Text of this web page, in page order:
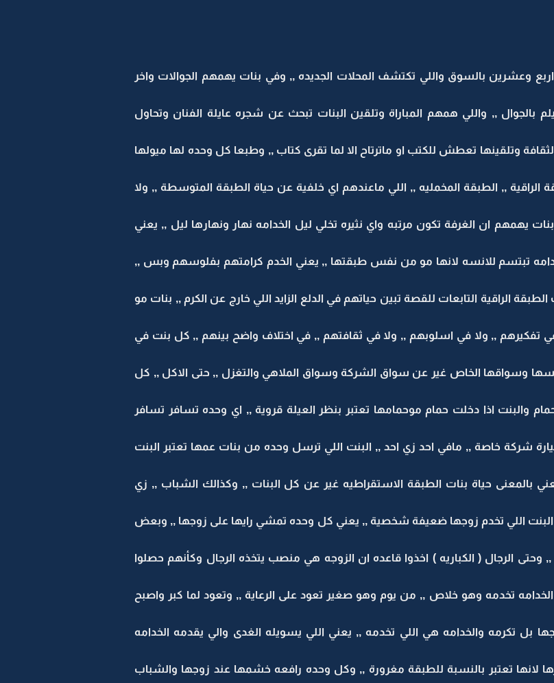
وعشرين بالسوق واللي تكتشف المحلات الجديده ,, وفي بنات يهمهم الجوالات واخر
بالجوال ,, واللي همهم المباراة وتلقين البنات تبحث عن شجره عايلة الفنان وتحاول
وتلقينها تعطش للكتب او ماترتاح الا لما تقرى كتاب ,, وطبعا كل وحده لها ميولها
الراقية ,, الطبقة المخمليه ,, اللي ماعندهم اي خلفية عن حياة الطبقة المتوسطة ,, ولا
يهمهم ان الغرفة تكون مرتبه واي نثيره تخلي ليل الخدامه نهار ونهارها ليل ,, يعني
تبتسم للانسه لانها مو من نفس طبقتها ,, يعني الخدم كرامتهم بفلوسهم وبس ,,
الراقية التابعات للقصة تبين حياتهم في الدلع الزايد اللي خارج عن الكرم ,, بنات مو
تفكيرهم ,, ولا في اسلوبهم ,, ولا في ثقافتهم ,, في اختلاف واضح بينهم ,, كل بنت في
وسواقها الخاص غير عن سواق الشركة وسواق الملاهي والتغزل ,, حتى الاكل ,, كل
والبنت اذا دخلت حمام موحمامها تعتبر بنظر العيلة قروية ,, اي وحده تسافر تسافر
شركة خاصة ,, مافي احد زي احد ,, البنت اللي ترسل وحده من بنات عمها تعتبر البنت
بالمعنى حياة بنات الطبقة الاستقراطيه غير عن كل البنات ,, وكذالك الشباب ,, زي
البنت اللي تخدم زوجها ضعيفة شخصية ,, يعني كل وحده تمشي رايها على زوجها ,, وبعض
وحتى الرجال ( الكباريه ) اخذوا قاعده ان الزوجه هي منصب يتخذه الرجال وكأنهم حصلوا
تخدمه وهو خلاص ,, من يوم وهو صغير تعود على الرعاية ,, وتعود لما كبر واصبح
بل تكرمه والخدامه هي اللي تخدمه ,, يعني اللي يسويله الغدى والي يقدمه الخدامه
لانها تعتبر بالنسبة للطبقة مغرورة ,, وكل وحده رافعه خشمها عند زوجها والشباب